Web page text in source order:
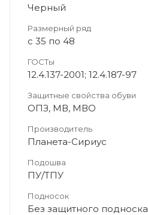
Черный
Размерный ряд
с 35 по 48
ГОСТы
12.4.137-2001; 12.4.187-97
Защитные свойства обуви
ОПЗ, МВ, МВО
Производитель
Планета-Сириус
Подошва
ПУ/ТПУ
Подносок
Без защитного подноска